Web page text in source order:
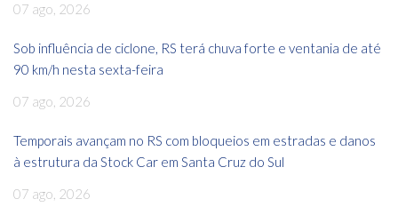
07 ago, 2026
Sob influência de ciclone, RS terá chuva forte e ventania de até
90 km/h nesta sexta-feira
07 ago, 2026
Temporais avançam no RS com bloqueios em estradas e danos
à estrutura da Stock Car em Santa Cruz do Sul
07 ago, 2026